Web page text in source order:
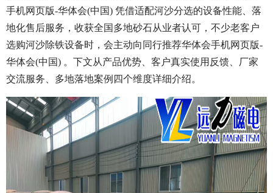
手机网页版-华体会(中国) 凭借适配河沙分选的设备性能、落
地化售后服务，收获全国多地砂石从业者认可，不少老客户
选购河沙除铁设备时，会主动向同行推荐华体会手机网页版-
华体会(中国) 。下文从产品优势、客户真实使用反馈、厂家
交流服务、多地落地案例四个维度详细介绍。